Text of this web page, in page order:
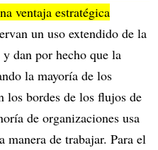
ventaja estratégica
un uso extendido de la
dan por hecho que la
la mayoría de los
los bordes de los flujos de
de organizaciones usa
de trabajar. Para el